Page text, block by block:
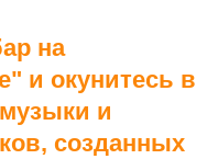
на
и окунитесь в
и
созданных